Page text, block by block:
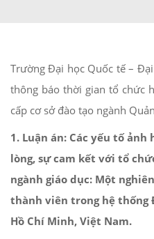
Trường Đại học Quốc tế –
thông báo thời gian tổ chức
cấp cơ sở đào tạo ngành
1. Luận án: Các yếu tố
lòng, sự cam kết với tổ
ngành giáo dục: Một
thành viên trong hệ thống
Hồ Chí Minh, Việt Nam.